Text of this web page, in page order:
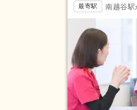
応募資格
最寄駅 南越谷